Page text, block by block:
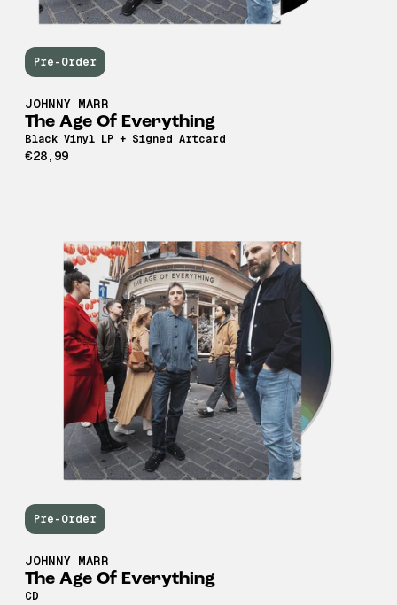
Pre-Order
JOHNNY MARR
The Age Of Everything
Black Vinyl LP + Signed Artcard
€28,99
Pre-Order
JOHNNY MARR
The Age Of Everything
CD